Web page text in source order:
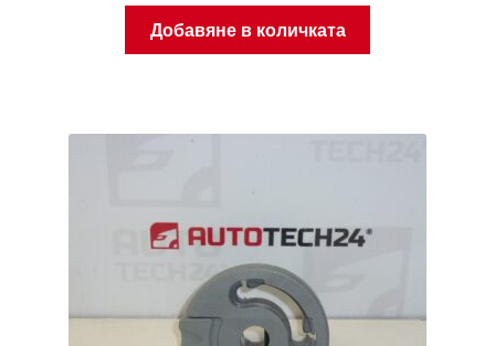
Добавяне в количката